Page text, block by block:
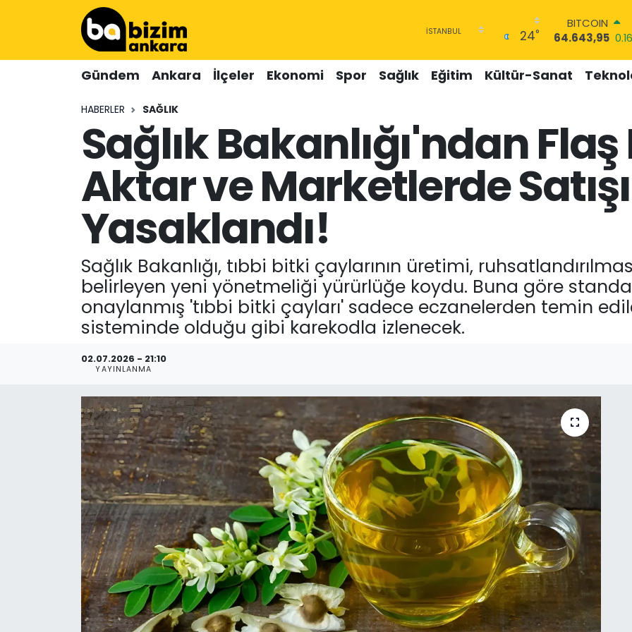
24°
DOLAR
47,6006 0.06
55,0250
0.02
STERLİN
6500.87
BİST100
13.799 70
BITCOIN
64.643,95 0.16
Gündem Ankara İlçeler Ekonomi Spor Sağlık Eğitim Kültür-Sanat
HABERLER SAĞLIK
Sağlık Bakanlığı'ndan
Aktar ve Marketlerde Satışı
Yasaklandı!
Sağlık Bakanlığı, tıbbi bitki çaylarının üretimi,
belirleyen yeni yönetmeliği yürürlüğe koydu. Buna göre
onaylanmış 'tıbbi bitki çayları' sadece eczanelerden temin
sisteminde olduğu gibi karekodla izlenecek.
02.07.2026 - 21:10
YAYINLANMA
Hava Durumu
Süper Lig Puan Durumu ve Fikstür
Tüm Manşetler
Son Dakika Haberleri
Haber Arşivi